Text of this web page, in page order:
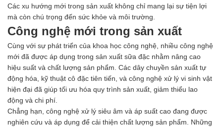
Các xu hướng mới trong sản xuất không chỉ mang lại sự tiện lợi
mà còn chú trọng đến sức khỏe và môi trường.
Công nghệ mới trong sản xuất
Cùng với sự phát triển của khoa học công nghệ, nhiều công nghệ
mới đã được áp dụng trong sản xuất sữa đặc nhằm nâng cao
hiệu suất và chất lượng sản phẩm. Các dây chuyền sản xuất tự
động hóa, kỹ thuật cô đặc tiên tiến, và công nghệ xử lý vi sinh vật
hiện đại đã giúp tối ưu hóa quy trình sản xuất, giảm thiểu lao
động và chi phí.
Chẳng hạn, công nghệ xử lý siêu âm và áp suất cao đang được
nghiên cứu và áp dụng để cải thiện chất lượng sản phẩm. Những